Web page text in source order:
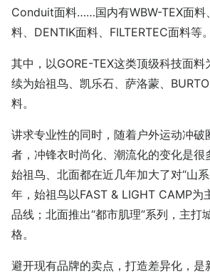
Conduit面料……国内有WBW-TEX面料
料、DENTIK面料、FILTERTEC面料等。
其中，以GORE-TEX这类顶级科技面
续为始祖鸟、凯乐石、萨洛蒙、
料。
讲求专业性的同时，随着户外运动冲破
者，冲锋衣时尚化、潮流化的变化是很
始祖鸟、北面都在近几年加大了对“山
年，始祖鸟以FAST & LIGHT CAMP为
品线；北面推出“都市肌理”系列，主打
格。
避开现有品牌的卖点，打造差异化，是